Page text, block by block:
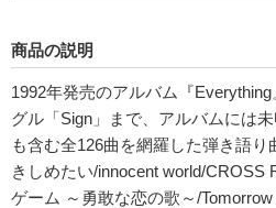
商品の説明
1992年発売のアルバム『
グル「Sign」まで、アルバムには
も含む全126曲を網羅した弾き語
きしめたい/innocent world/CROSS
ゲーム ～勇敢な恋の歌～/